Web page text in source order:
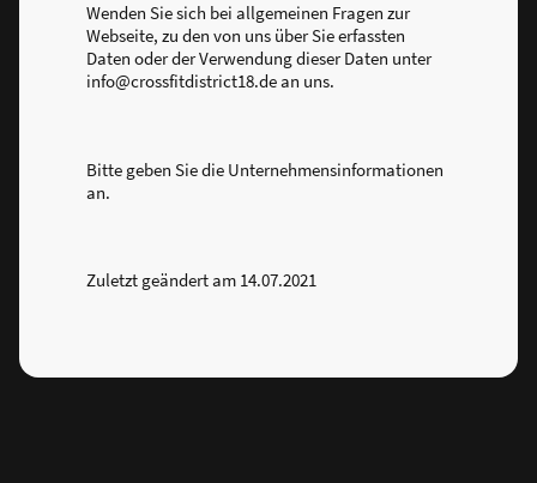
Wenden Sie sich bei allgemeinen Fragen zur
Webseite, zu den von uns über Sie erfassten
Daten oder der Verwendung dieser Daten unter
info@crossfitdistrict18.de an uns.
Bitte geben Sie die Unternehmensinformationen
an.
Zuletzt geändert am 14.07.2021